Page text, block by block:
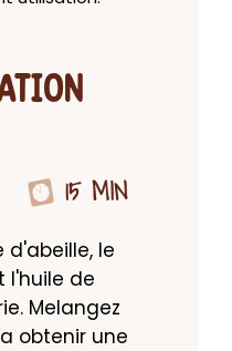
15 MIN
d'abeille, le
l'huile de
Melangez
obtenir une